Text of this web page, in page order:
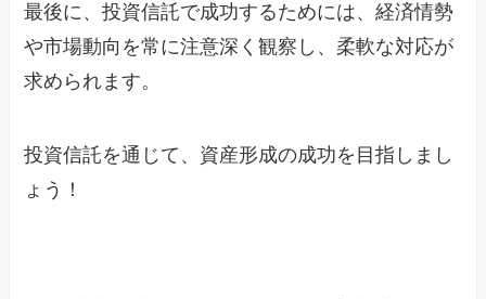
最後に、投資信託で成功するためには、経済情勢
や市場動向を常に注意深く観察し、柔軟な対応が
求められます。
投資信託を通じて、資産形成の成功を目指しまし
ょう！